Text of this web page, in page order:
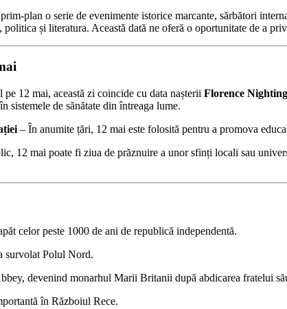
plan o serie de evenimente istorice marcante, sărbători
și literatura. Această dată ne oferă o oportunitate de a
pe 12 mai, această zi coincide cu data nașterii Florence
sistemele de sănătate din întreaga lume.
– În anumite țări, 12 mai este folosită pentru a promova
12 mai poate fi ziua de prăznuire a unor sfinți locali sau
celor peste 1000 de ani de republică independentă.
survolat Polul Nord.
devenind monarhul Marii Britanii după abdicarea fratelui
în Războiul Rece.